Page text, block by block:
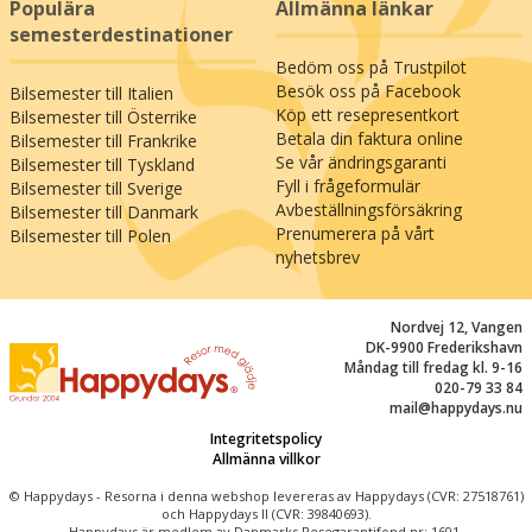
specialiteter och godsaker genom att besöka
den berömda danska slaktaren i Höjer eller göra
en avstickare till tyska Süderlügum (35 km) och
ägna sig åt lite prisvärd gränshandel. Se fram
emot en upplevelserik semester i södra
Danmark!
Populära
semesterdestinationer
Bilsemester till Italien
Bilsemester till Österrike
Bilsemester till Frankrike
Bilsemester till Tyskland
Bilsemester till Sverige
Bilsemester till Danmark
Bilsemester till Polen
Allmänna länkar
Bedöm oss på Trustpilot
Besök oss på Facebook
Köp ett resepresentkort
Betala din faktura online
Se vår ändringsgaranti
Fyll i frågeformulär
Avbeställningsförsäkring
Prenumerera på vårt
nyhetsbrev
Nordvej 12, Vangen
DK-9900 Frederikshavn
Måndag till fredag kl. 9-16
020-79 33 84
mail@happydays.nu
Integritetspolicy
Allmänna villkor
© Happydays - Resorna i denna webshop levereras av Happydays (CVR: 27518761)
och Happydays II (CVR: 39840693).